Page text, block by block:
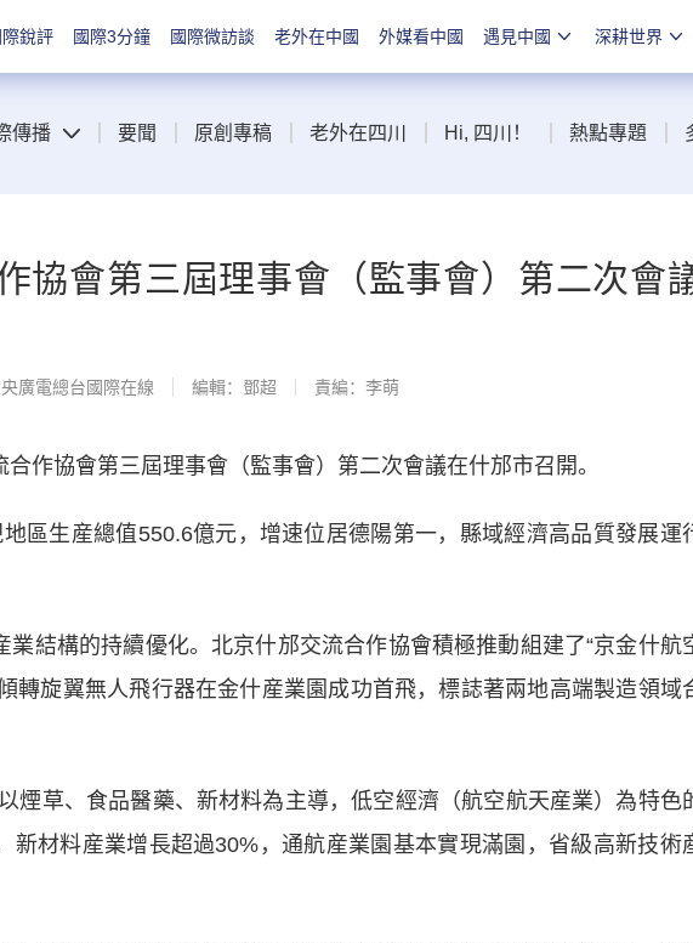
際銳評 國際3分鐘 國際微訪談 老外在中國 外媒看中國 遇見中國 深耕世界
傳播 要聞 原創專稿 老外在四川 Hi, 四川！ 熱點專題
協會第三屆理事會（監事會）第二次會
廣電總台國際在線 編輯：鄧超 責編：李萌
協會第三屆理事會（監事會）第二次會議在什邡市召開。
生産總值550.6億元，增速位居德陽第一，縣域經濟高品質發展運
結構的持續優化。北京什邡交流合作協會積極推動組建了“京金什航
轉旋翼無人飛行器在金什産業園成功首飛，標誌著兩地高端製造領域
草、食品醫藥、新材料為主導，低空經濟（航空航天産業）為特色
新材料産業增長超過30%，通航産業園基本實現滿園，省級高新技術